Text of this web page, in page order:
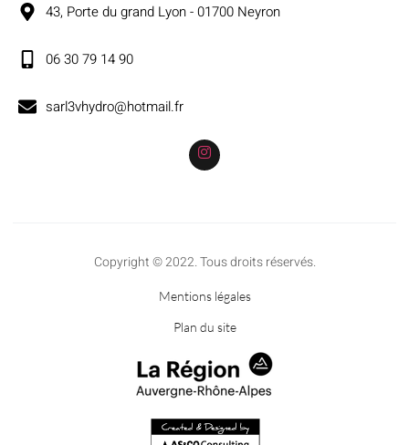
43, Porte du grand Lyon - 01700 Neyron
06 30 79 14 90
sarl3vhydro@hotmail.fr
Copyright © 2022. Tous droits réservés.
Mentions légales
Plan du site